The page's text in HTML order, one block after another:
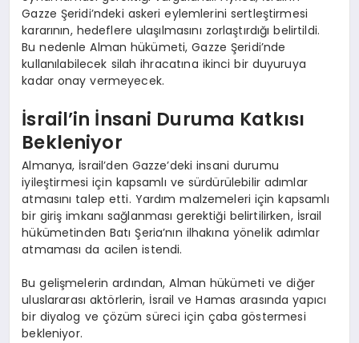
Gazze Şeridi’ndeki askeri eylemlerini sertleştirmesi
kararının, hedeflere ulaşılmasını zorlaştırdığı belirtildi.
Bu nedenle Alman hükümeti, Gazze Şeridi’nde
kullanılabilecek silah ihracatına ikinci bir duyuruya
kadar onay vermeyecek.
İsrail’in İnsani Duruma Katkısı
Bekleniyor
Almanya, İsrail’den Gazze’deki insani durumu
iyileştirmesi için kapsamlı ve sürdürülebilir adımlar
atmasını talep etti. Yardım malzemeleri için kapsamlı
bir giriş imkanı sağlanması gerektiği belirtilirken, İsrail
hükümetinden Batı Şeria’nın ilhakına yönelik adımlar
atmaması da acilen istendi.
Bu gelişmelerin ardından, Alman hükümeti ve diğer
uluslararası aktörlerin, İsrail ve Hamas arasında yapıcı
bir diyalog ve çözüm süreci için çaba göstermesi
bekleniyor.